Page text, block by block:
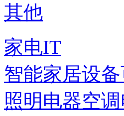
其他
家电IT
智能家居设备
照明电器空